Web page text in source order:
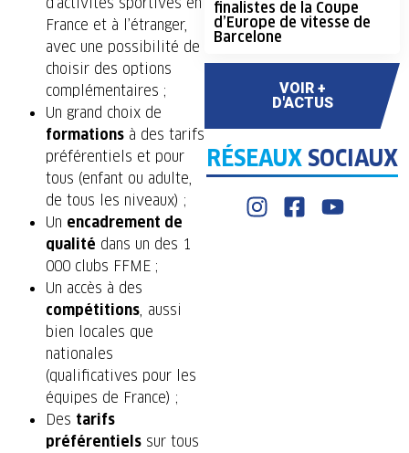
France et à l’étranger,
avec une possibilité de
choisir des options
complémentaires ;
Un grand choix de
formations à des tarifs
préférentiels et pour
tous (enfant ou adulte,
de tous les niveaux) ;
Un encadrement de
qualité dans un des 1
000 clubs FFME ;
Un accès à des
compétitions, aussi
bien locales que
nationales
(qualificatives pour les
équipes de France) ;
Des tarifs
préférentiels sur tous
finalistes de la Coupe
d’Europe de vitesse de
Barcelone
VOIR +
D'ACTUS
RÉSEAUX SOCIAUX